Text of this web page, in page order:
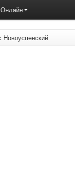
Онлайн
Новоуспенский